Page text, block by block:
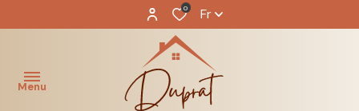
0 Fr
Menu